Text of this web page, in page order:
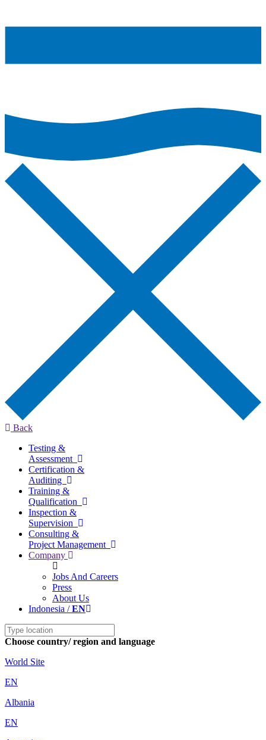
Back
Testing &
Assessment
Certification &
Auditing
Training &
Qualification
Inspection &
Supervision
Consulting &
Project Management
Company
Jobs And Careers
Press
About Us
Indonesia /EN
Choose country/ region and language
World Site
EN
Albania
EN